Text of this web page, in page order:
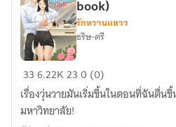
Enchanted
love
พี่
ควีน
book)
รักหวานแหวว
ธริษ-ตรี
336.22K230 (0)
เรื่องวุ่นวายมันเริ่มขึ้นในตอนที่ฉันตื่น
มหาวิทยาลัย!